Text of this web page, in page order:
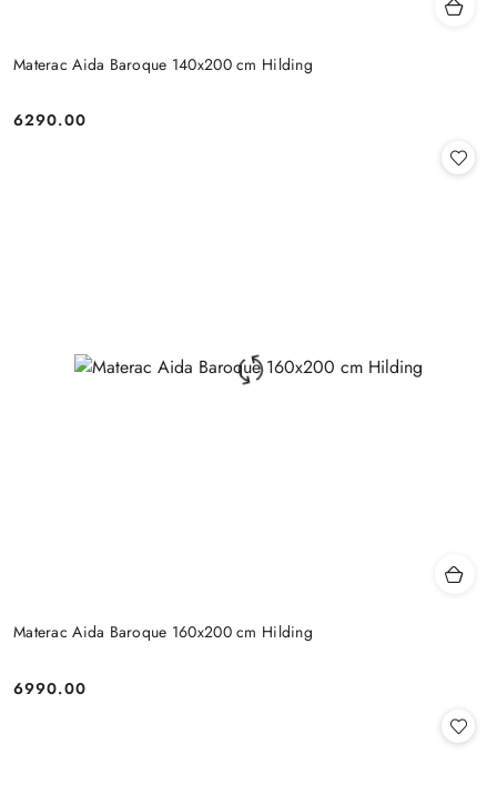
Materac Aida Baroque 140x200 cm Hilding
Cena:
6290.00
Materac Aida Baroque 160x200 cm Hilding
Cena:
6990.00